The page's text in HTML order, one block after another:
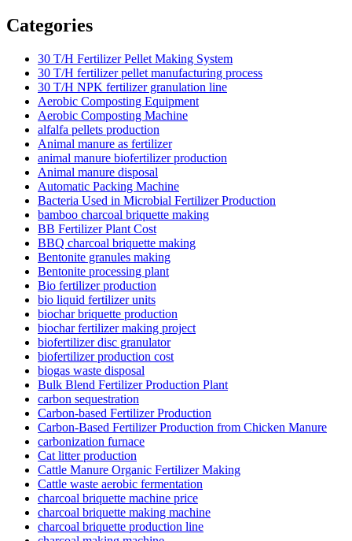
Categories
30 T/H Fertilizer Pellet Making System
30 T/H fertilizer pellet manufacturing process
30 T/H NPK fertilizer granulation line
Aerobic Composting Equipment
Aerobic Composting Machine
alfalfa pellets production
Animal manure as fertilizer
animal manure biofertilizer production
Animal manure disposal
Automatic Packing Machine
Bacteria Used in Microbial Fertilizer Production
bamboo charcoal briquette making
BB Fertilizer Plant Cost
BBQ charcoal briquette making
Bentonite granules making
Bentonite processing plant
Bio fertilizer production
bio liquid fertilizer units
biochar briquette production
biochar fertilizer making project
biofertilizer disc granulator
biofertilizer production cost
biogas waste disposal
Bulk Blend Fertilizer Production Plant
carbon sequestration
Carbon-based Fertilizer Production
Carbon-Based Fertilizer Production from Chicken Manure
carbonization furnace
Cat litter production
Cattle Manure Organic Fertilizer Making
Cattle waste aerobic fermentation
charcoal briquette machine price
charcoal briquette making machine
charcoal briquette production line